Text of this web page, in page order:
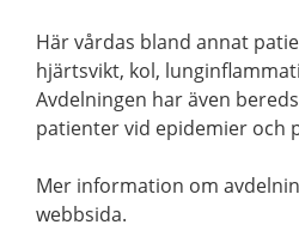
Här vårdas bland annat
hjärtsvikt, kol,
Avdelningen har även
patienter vid epidemier och
Mer information om
webbsida.